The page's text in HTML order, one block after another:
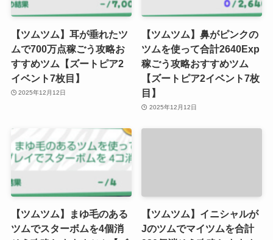
【ツムツム】耳が垂れたツ
ムで700万点稼ごう攻略お
すすめツム【ズートピア2
イベント7枚目】
2025年12月12日
【ツムツム】鼻がピンクの
ツムを使って合計2640Exp
稼ごう攻略おすすめツム
【ズートピア2イベント7枚
目】
2025年12月12日
【ツムツム】まゆ毛のある
ツムでスターボムを4個消
【ツムツム】イニシャルが
Jのツムでマイツムを合計